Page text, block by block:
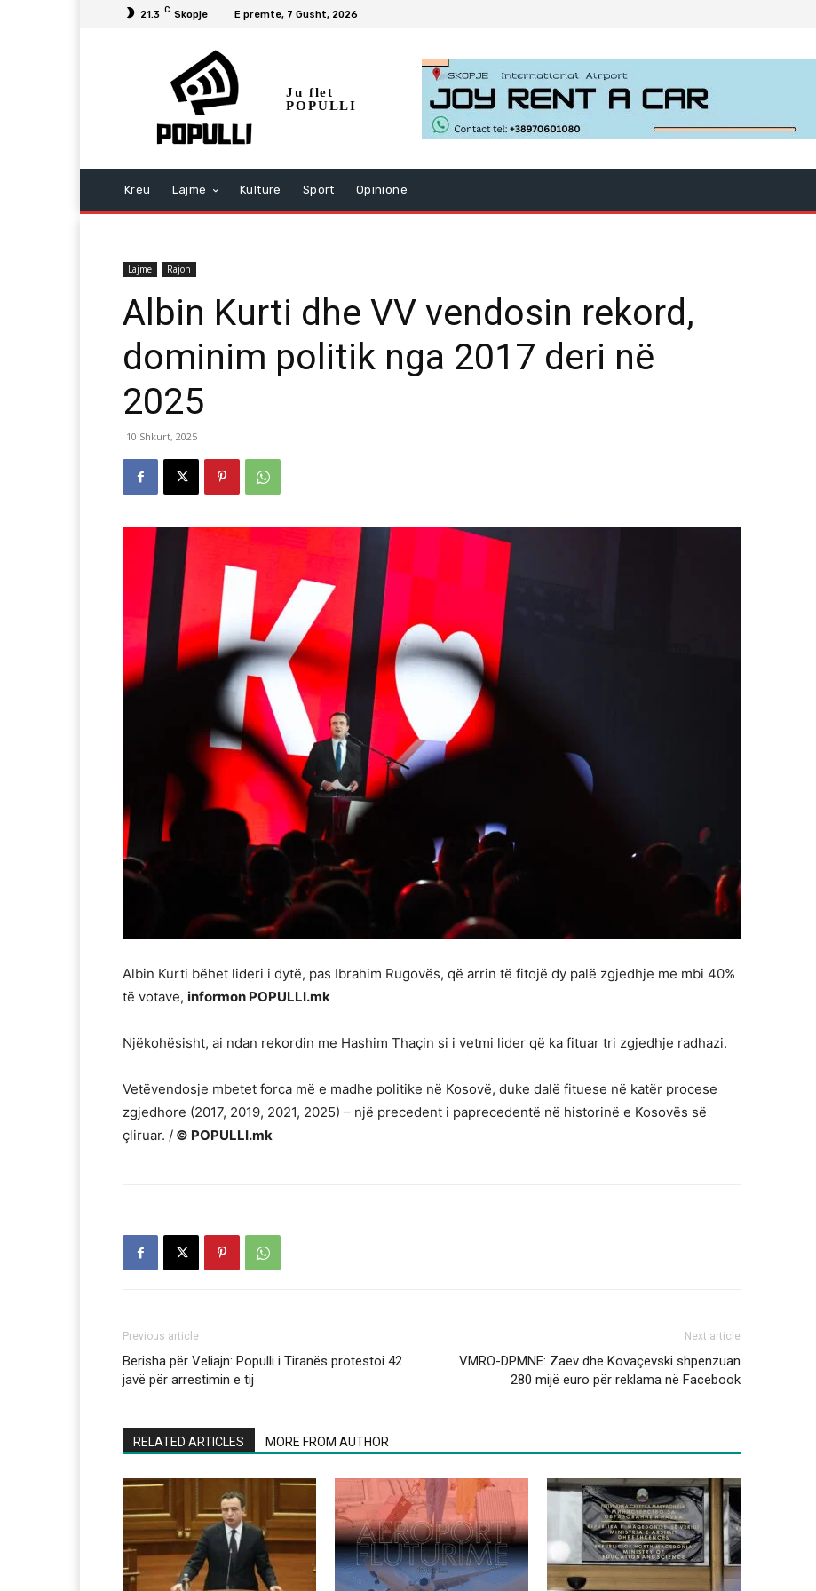
21.3 C Skopje E premte, 7 Gusht, 2026
Ju flet
POPULLI
Kreu Lajme Kulturë Sport Opinione
Lajme Rajon
Albin Kurti dhe VV vendosin rekord,
dominim politik nga 2017 deri në
2025
10 Shkurt, 2025
Albin Kurti bëhet lideri i dytë, pas Ibrahim Rugovës, që arrin të fitojë dy palë zgjedhje me mbi 40%
të votave, informon POPULLI.mk
Njëkohësisht, ai ndan rekordin me Hashim Thaçin si i vetmi lider që ka fituar tri zgjedhje radhazi.
Vetëvendosje mbetet forca më e madhe politike në Kosovë, duke dalë fituese në katër procese
zgjedhore (2017, 2019, 2021, 2025) – një precedent i paprecedentë në historinë e Kosovës së
çliruar. / © POPULLI.mk
Previous article
Berisha për Veliajn: Populli i Tiranës protestoi 42
javë për arrestimin e tij
Next article
VMRO-DPMNE: Zaev dhe Kovaçevski shpenzuan
280 mijë euro për reklama në Facebook
RELATED ARTICLES MORE FROM AUTHOR